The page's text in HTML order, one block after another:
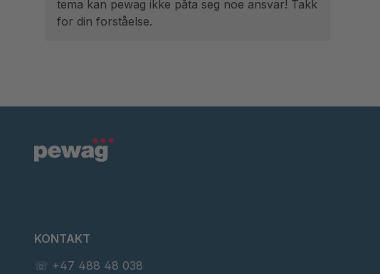
tema kan pewag ikke påta seg noe ansvar! Takk
for din forståelse.
KONTAKT
☏ +47 488 48 038